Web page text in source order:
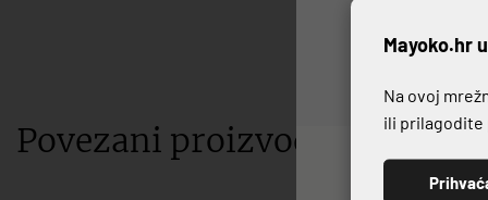
Povezani proizvodi
Mayoko.hr
Na ovoj
ili prilagodite